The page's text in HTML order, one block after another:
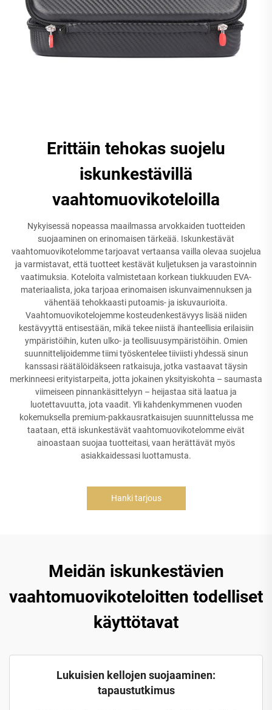
Erittäin tehokas suojelu
iskunkestävillä
vaahtomuovikoteloilla
Nykyisessä nopeassa maailmassa arvokkaiden tuotteiden
suojaaminen on erinomaisen tärkeää. Iskunkestävät
vaahtomuovikotelomme tarjoavat vertaansa vailla olevaa suojelua
ja varmistavat, että tuotteet kestävät kuljetuksen ja varastoinnin
vaatimuksia. Koteloita valmistetaan korkean tiukkuuden EVA-
materiaalista, joka tarjoaa erinomaisen iskunvaimennuksen ja
vähentää tehokkaasti putoamis- ja iskuvaurioita.
Vaahtomuovikotelojemme kosteudenkestävyys lisää niiden
kestävyyttä entisestään, mikä tekee niistä ihanteellisia erilaisiin
ympäristöihin, kuten ulko- ja teollisuusympäristöihin. Omien
suunnittelijoidemme tiimi työskentelee tiiviisti yhdessä sinun
kanssasi räätälöidäkseen ratkaisuja, jotka vastaavat täysin
merkinneesi erityistarpeita, jotta jokainen yksityiskohta – saumasta
viimeiseen pinnankäsittelyyn – heijastaa sitä laatua ja
luotettavuutta, jota vaadit. Yli kahdenkymmenen vuoden
kokemuksella premium-pakkausratkaisujen suunnittelussa me
taataan, että iskunkestävät vaahtomuovikotelomme eivät
ainoastaan suojaa tuotteitasi, vaan herättävät myös
asiakkaidessasi luottamusta.
Hanki tarjous
Meidän iskunkestävien
vaahtomuovikoteloitten todelliset
käyttötavat
Lukuisien kellojen suojaaminen:
tapaustutkimus